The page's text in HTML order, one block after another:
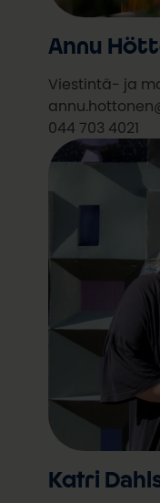
Annu
Viestintä- ja
044 703 4021
Katri